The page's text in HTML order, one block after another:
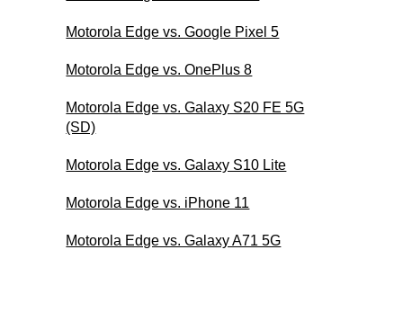
Motorola Edge vs. Google Pixel 5
Motorola Edge vs. OnePlus 8
Motorola Edge vs. Galaxy S20 FE 5G
(SD)
Motorola Edge vs. Galaxy S10 Lite
Motorola Edge vs. iPhone 11
Motorola Edge vs. Galaxy A71 5G